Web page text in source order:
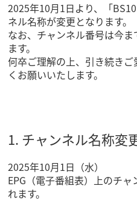
2025年10月1日より、「
ネル名称が変更となります。
なお、チャンネル番号は今
ます。
何卒ご理解の上、引き続き
くお願いいたします。
1. チャンネル名称変
2025年10月1日（水）
EPG（電子番組表）上のチ
れます。